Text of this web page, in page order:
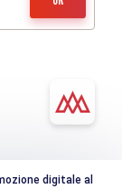
digitale al